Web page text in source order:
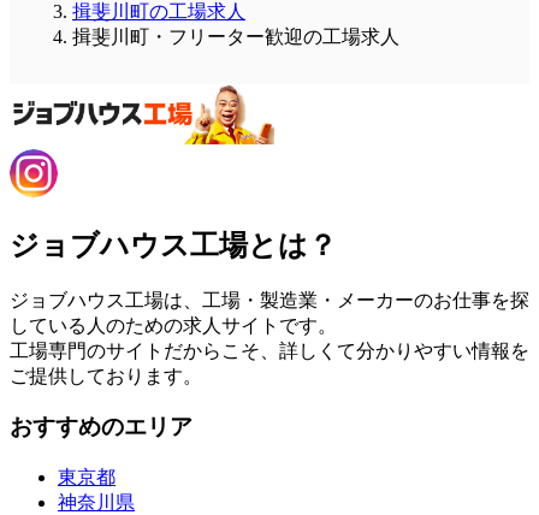
揖斐川町の工場求人
揖斐川町・フリーター歓迎の工場求人
ジョブハウス工場とは？
ジョブハウス工場は、工場・製造業・メーカーのお仕事を探
している人のための求人サイトです。
工場専門のサイトだからこそ、詳しくて分かりやすい情報を
ご提供しております。
おすすめのエリア
東京都
神奈川県